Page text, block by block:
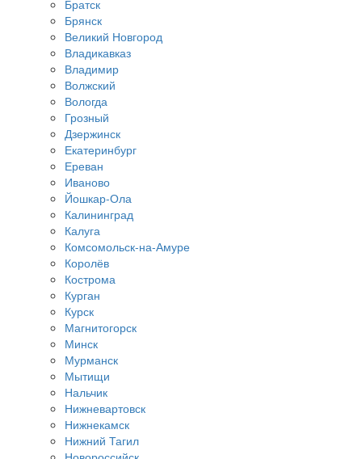
Братск
Брянск
Великий Новгород
Владикавказ
Владимир
Волжский
Вологда
Грозный
Дзержинск
Екатеринбург
Ереван
Иваново
Йошкар-Ола
Калининград
Калуга
Комсомольск-на-Амуре
Королёв
Кострома
Курган
Курск
Магнитогорск
Минск
Мурманск
Мытищи
Нальчик
Нижневартовск
Нижнекамск
Нижний Тагил